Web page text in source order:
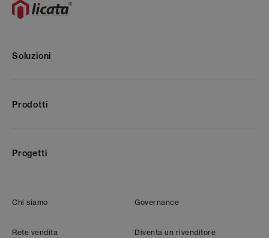
Soluzioni
Prodotti
Progetti
Chi siamo Governance
Rete vendita Diventa un rivenditore